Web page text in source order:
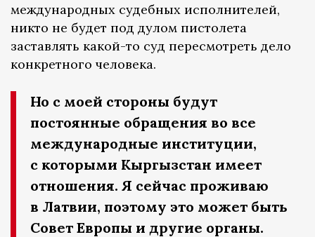
международных судебных исполнителей,
никто не будет под дулом пистолета
заставлять какой-то суд пересмотреть дело
конкретного человека.
Но с моей стороны будут
постоянные обращения во все
международные институции,
с которыми Кыргызстан имеет
отношения. Я сейчас проживаю
в Латвии, поэтому это может быть
Совет Европы и другие органы.